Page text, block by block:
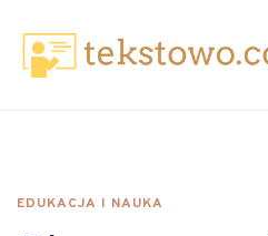
EDUKACJA I NAUKA